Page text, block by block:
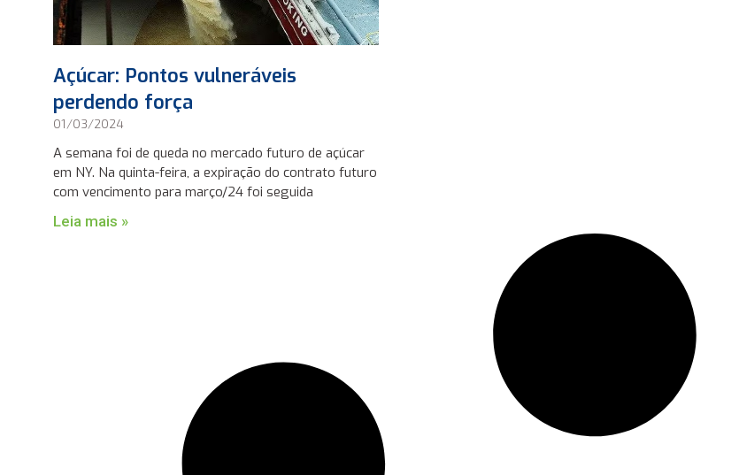
Açúcar: Pontos vulneráveis
perdendo força
01/03/2024
A semana foi de queda no mercado futuro de açúcar
em NY. Na quinta-feira, a expiração do contrato futuro
com vencimento para março/24 foi seguida
Leia mais »